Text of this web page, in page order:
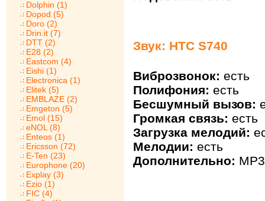
Dolphin (1)
Dopod (5)
Doro (2)
Drin.it (7)
DTT (2)
E28 (2)
Eastcom (4)
Eishi (1)
Electronica (1)
Elitek (5)
EMBLAZE (2)
Emgeton (5)
Emol (15)
eNOL (8)
Enteos (1)
Ericsson (72)
E-Ten (23)
Europhone (20)
Explay (3)
Ezio (1)
FIC (4)
Звук: HTC S740
Виброзвонок: есть
Полифония: есть
Бесшумный вызов:
Громкая связь: есть
Загрузка мелодий:
Мелодии: есть
Дополнительно: